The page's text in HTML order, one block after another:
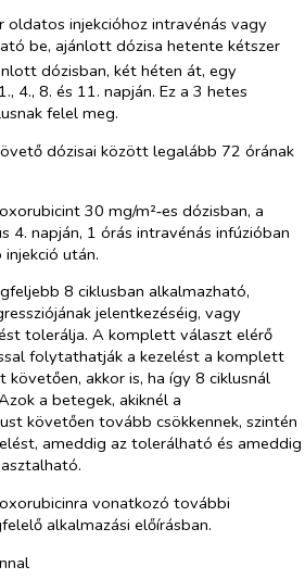
injekcióhoz intravénás vagy
be, ajánlott dózisa hetente kétszer
dózisban, két héten át, egy
4., 8. és 11. napján. Ez a 3 hetes
felel meg.
dózisai között legalább 72 órának
30 mg/m²‑es dózisban, a
4. napján, 1 órás intravénás infúzióban
után.
8 ciklusban alkalmazható,
jelentkezéséig, vagy
tolerálja. A komplett választ elérő
folytathatják a kezelést a komplett
követően, akkor is, ha így 8 ciklusnál
a betegek, akiknél a
követően tovább csökkennek, szintén
ameddig az tolerálható és ameddig
vonatkozó további
alkalmazási előírásban.